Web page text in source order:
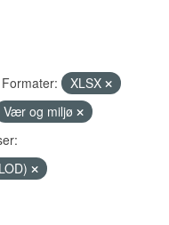
Formater:
XLSX
Vær og miljø